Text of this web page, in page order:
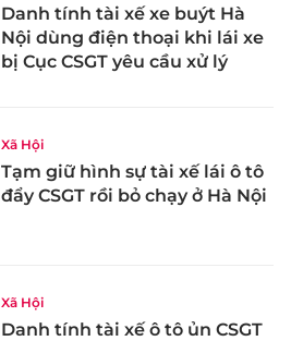
Danh tính tài xế xe buýt Hà
Nội dùng điện thoại khi lái xe
bị Cục CSGT yêu cầu xử lý
Xã Hội
Tạm giữ hình sự tài xế lái ô tô
đẩy CSGT rồi bỏ chạy ở Hà Nội
Xã Hội
Danh tính tài xế ô tô ủn CSGT